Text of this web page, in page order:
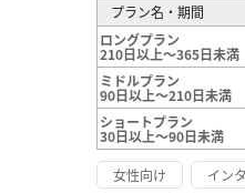
プラン名・期間
ロングプラン
210日以上～365日未満
ミドルプラン
90日以上～210日未満
ショートプラン
30日以上～90日未満
女性向け
イン